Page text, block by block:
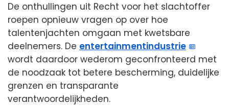
De onthullingen uit Recht voor het slachtoffer
roepen opnieuw vragen op over hoe
talentenjachten omgaan met kwetsbare
deelnemers. De entertainmentindustrie
wordt daardoor wederom geconfronteerd met
de noodzaak tot betere bescherming, duidelijke
grenzen en transparante
verantwoordelijkheden.